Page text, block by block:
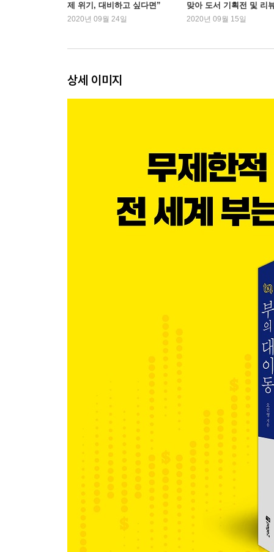
-기준금리가 내렸는데 시장금리가 오르는 이유는?
PART 2 달러 투자 편
‘궁극의 안전 자산’ 달러로 포트폴리오를 보호하라
-미국 집값이 계속 오를 수 있었던 이유
-‘자산유동화’라는 마법이 불러온 후폭풍
-미국의 독보적 성장 그리고 달러 강세
달러는 강세를 이어갈 수 있을까?
-제로 금리와 다시 시작된 양적완화
-한국과 중국 간의 특수성을 고려해야
펀더멘털이 강한 한국 원화의 매력
-이머징 국가들의 힘겨운 경기 부양
-‘IMF 사태’의 아픈 기억
-외환위기의 발생 원인과 과정
-한국 경제, 그때와 무엇이 어떻게 다른가?
-한국 국채의 매력: 구조적 무역 흑자
-한국 국채의 매력: 환율의 안정성
‘달러 스마일’로 보는 달러의 미래
-9.11 테러 이후 늘어난 달러 유동성
-‘달러 스마일’의 진짜 의미
-하방을 방어해주는 자산, 달러
제 위기, 대비하고 싶다면”
2020년 09월 24일
맞아 도서 기획전 및 리
이벤트 진행
2020년 09월 15일
상세 이미지